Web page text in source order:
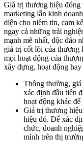
Giá trị thương hiệu
marketing lẫn kinh
diện cho niềm tin, cam
ngay cả những trải
mạnh mẽ nhất, độc đáo
giá trị cốt lõi của thương
mọi hoạt động của
xây dựng, hoạt động hay
Thông thường,
xác định đầu tiên
hoạt động khác
Giá trị thương
hiệu đó. Để xác
chức, doanh
mình trên thị